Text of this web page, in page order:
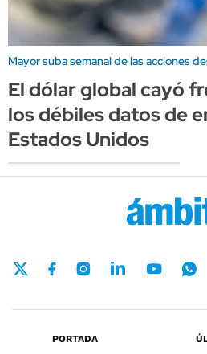
Mayor suba semanal de las acciones
El dólar global cayó
los débiles datos de
Estados Unidos
PORTADA